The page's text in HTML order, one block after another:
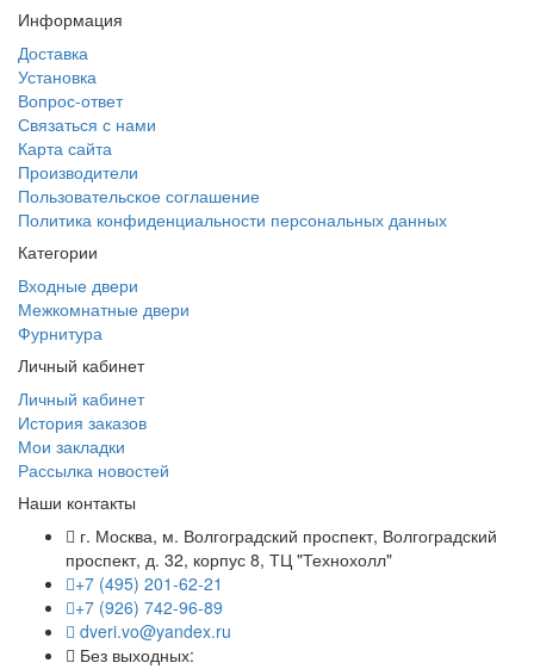
Информация
Доставка
Установка
Вопрос-ответ
Связаться с нами
Карта сайта
Производители
Пользовательское соглашение
Политика конфиденциальности персональных данных
Категории
Входные двери
Межкомнатные двери
Фурнитура
Личный кабинет
Личный кабинет
История заказов
Мои закладки
Рассылка новостей
Наши контакты
г. Москва, м. Волгоградский проспект, Волгоградский
проспект, д. 32, корпус 8, ТЦ "Технохолл"
+7 (495) 201-62-21
+7 (926) 742-96-89
dveri.vo@yandex.ru
Без выходных: